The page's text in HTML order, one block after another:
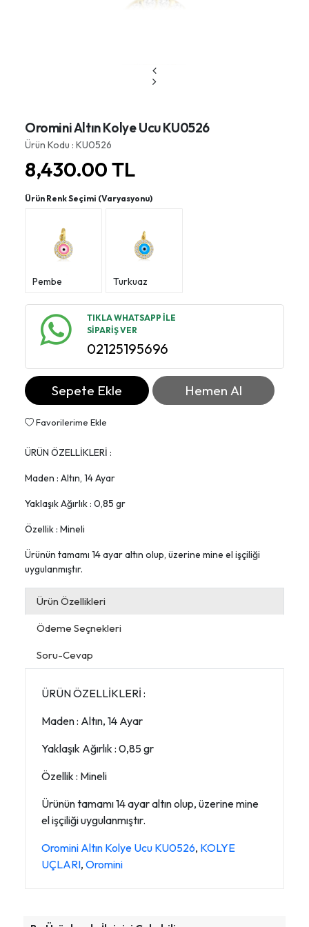
Oromini Altın Kolye Ucu KU0526
Ürün Kodu : KU0526
8,430.00TL
Ürün Renk Seçimi (Varyasyonu)
Pembe Turkuaz
TIKLA WHATSAPP İLE
SİPARİŞ VER
02125195696
Sepete Ekle Hemen Al
Favorilerime Ekle
ÜRÜN ÖZELLİKLERİ :
Maden : Altın, 14 Ayar
Yaklaşık Ağırlık : 0,85 gr
Özellik : Mineli
Ürünün tamamı 14 ayar altın olup, üzerine mine el işçiliği
uygulanmıştır.
Ürün Özellikleri
Ödeme Seçnekleri
Soru-Cevap
ÜRÜN ÖZELLİKLERİ :
Maden : Altın, 14 Ayar
Yaklaşık Ağırlık : 0,85 gr
Özellik : Mineli
Ürünün tamamı 14 ayar altın olup, üzerine mine
el işçiliği uygulanmıştır.
Oromini Altın Kolye Ucu KU0526, KOLYE
UÇLARI, Oromini